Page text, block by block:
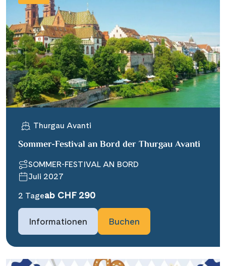
Thurgau Avanti
Sommer-Festival an Bord der Thurgau Avanti
SOMMER-FESTIVAL AN BORD
Juli 2027
2 Tageab CHF 290
Informationen Buchen